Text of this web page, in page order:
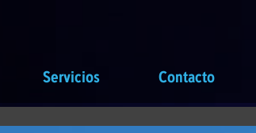
Servicios Contacto